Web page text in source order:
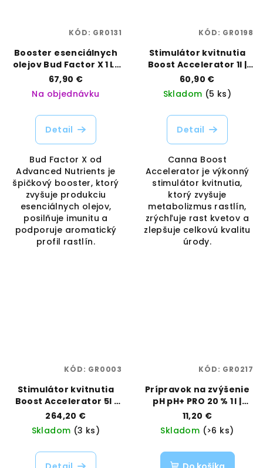
Booster esenciálnych
olejov Bud Factor X 1 L |
Advanced Nutrients |
Vaporama
67,90 €
Na objednávku
Detail
Bud Factor X od
Advanced Nutrients je
špičkový booster, ktorý
zvyšuje produkciu
esenciálnych olejov,
posilňuje imunitu a
podporuje aromatický
profil rastlín.
KÓD: GR0131
Stimulátor kvitnutia
Boost Accelerator 1l |
Canna | Vaporama
60,90 €
Skladom (5 ks)
Detail
Canna Boost
Accelerator je výkonný
stimulátor kvitnutia,
ktorý zvyšuje
metabolizmus rastlín,
zrýchľuje rast kvetov a
zlepšuje celkovú kvalitu
úrody.
KÓD: GR0198
Stimulátor kvitnutia
Boost Accelerator 5l |
Canna | Vaporama
264,20 €
Skladom (3 ks)
KÓD: GR0003
Prípravok na zvýšenie
pH pH+ PRO 20 % 1 l |
Canna | Vaporama
11,20 €
Skladom (>6 ks)
KÓD: GR0217